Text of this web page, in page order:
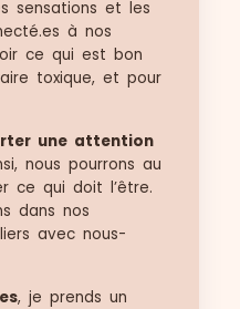
sensations et les
à nos
ce qui est bon
toxique, et pour
une attention
nous pourrons au
ce qui doit l’être.
dans nos
avec nous-
, je prends un